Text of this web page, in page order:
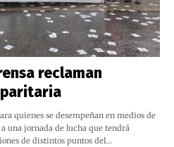
reclaman
quienes se desempeñan en medios de
una jornada de lucha que tendrá
de distintos puntos del…